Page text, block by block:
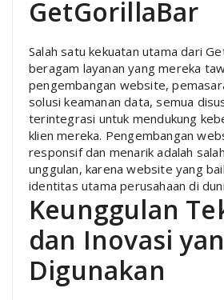
GetGorillaBar
Salah satu kekuatan utama dari
beragam layanan yang mereka
pengembangan website,
solusi keamanan data, semua
terintegrasi untuk mendukung
klien mereka. Pengembangan
responsif dan menarik adalah
unggulan, karena website yang
identitas utama perusahaan di
Keunggulan
dan Inovasi
Digunakan